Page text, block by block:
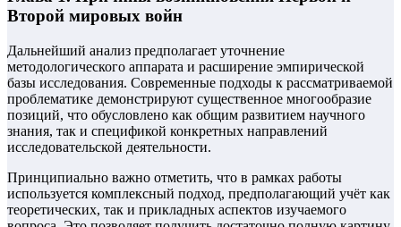
Второй мировых войн
Дальнейший анализ предполагает уточнение
методологического аппарата и расширение эмпирической
базы исследования. Современные подходы к рассматриваемой
проблематике демонстрируют существенное многообразие
позиций, что обусловлено как общим развитием научного
знания, так и спецификой конкретных направлений
исследовательской деятельности.
Принципиально важно отметить, что в рамках работы
используется комплексный подход, предполагающий учёт как
теоретических, так и прикладных аспектов изучаемого